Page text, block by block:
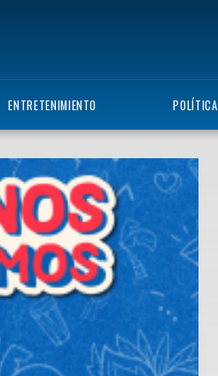
ENTRETENIMIENTO POLÍTICA